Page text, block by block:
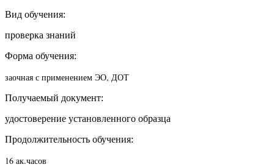
Вид обучения:
проверка знаний
Форма обучения:
заочная с применением ЭО, ДОТ
Получаемый документ:
удостоверение установленного образца
Продолжительность обучения:
16 ак.часов